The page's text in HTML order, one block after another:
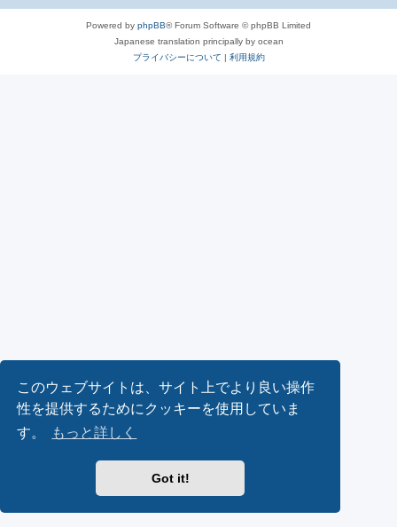
このウェブサイトは、サイト上でより良い操作
性を提供するためにクッキーを使用していま
す。
もっと詳しく
Got it!
Powered by phpBB® Forum Software © phpBB Limited
Japanese translation principally by ocean
プライバシーについて | 利用規約